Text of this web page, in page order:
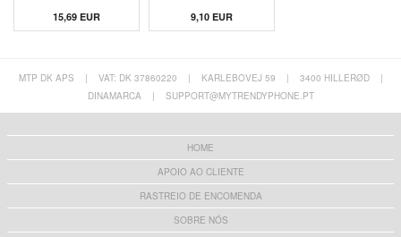
15,69 EUR 9,10 EUR
MTP DK APS | VAT: DK 37860220 | KARLEBOVEJ 59 | 3400 HILLERØD
|
DINAMARCA
| SUPPORT@MYTRENDYPHONE.PT
HOME
APOIO AO CLIENTE
RASTREIO DE ENCOMENDA
SOBRE NÓS